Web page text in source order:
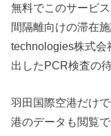
無料でこのサービ
間隔離向けの滞在
technologies株式会
出したPCR検査の
羽田国際空港だけ
港のデータも閲覧で